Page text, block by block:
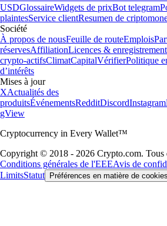
USDGlossaireWidgets de prixBot telegram
plaintesService clientResumen de
Société
À propos de nousFeuille de routeEmplois
réservesAffiliationLicences &
crypto-actifsClimatCapitalVérifierPolitique
d’intérêts
Mises à jour
XActualités des
produitsÉvénementsRedditDiscordInstagram
gView
Cryptocurrency in Every Wallet™
Copyright © 2018 - 2026 Crypto.com. Tous
Conditions générales de l'EEEAvis de
LimitsStatut Préférences en matière de cookies